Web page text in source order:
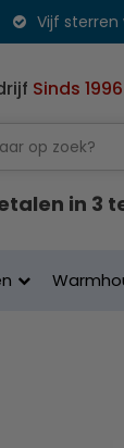
Vijf sterren
Sinds 1996
in 3